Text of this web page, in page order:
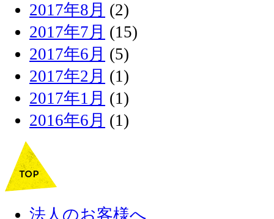
2017年8月 (2)
2017年7月 (15)
2017年6月 (5)
2017年2月 (1)
2017年1月 (1)
2016年6月 (1)
法人のお客様へ